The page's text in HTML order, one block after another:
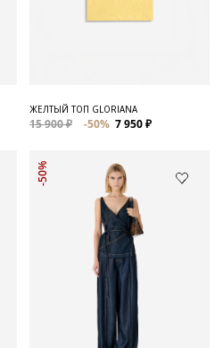
ЖЕЛТЫЙ ТОП GLORIANA
15 900 ₽ -50% 7 950 ₽
-50%